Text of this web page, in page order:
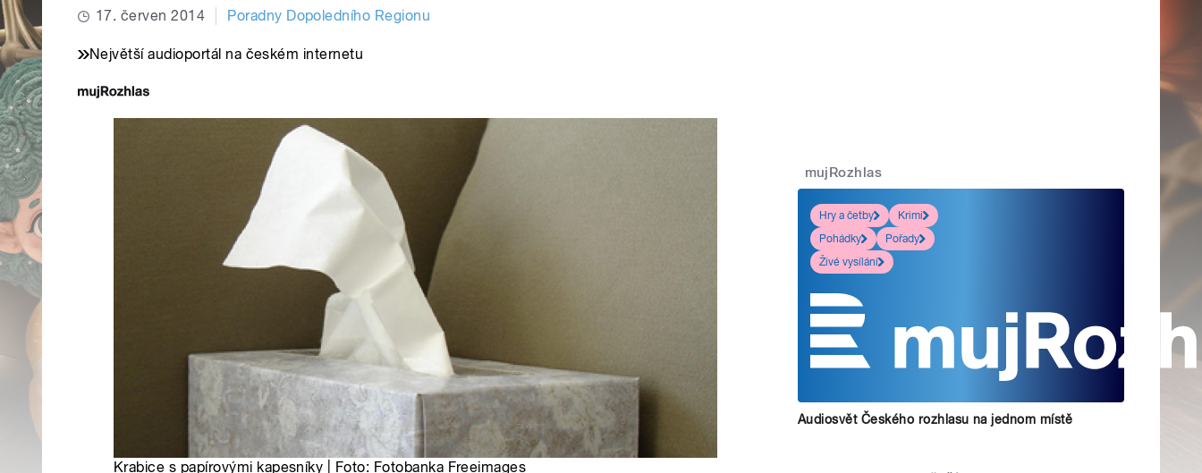
17. červen 2014 Poradny Dopoledního Regionu
Největší audioportál na českém internetu
Krabice s papírovými kapesníky | Foto: Fotobanka Freeimages
mujRozhlas
Hry a četby
Krimi
Pohádky
Pořady
Živé vysílání
Audiosvět Českého rozhlasu na jednom místě